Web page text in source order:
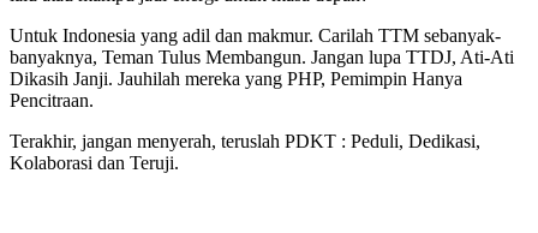
Untuk Indonesia yang adil dan makmur. Carilah TTM sebanyak-
banyaknya, Teman Tulus Membangun. Jangan lupa TTDJ, Ati-Ati
Dikasih Janji. Jauhilah mereka yang PHP, Pemimpin Hanya
Pencitraan.
Terakhir, jangan menyerah, teruslah PDKT : Peduli, Dedikasi,
Kolaborasi dan Teruji.